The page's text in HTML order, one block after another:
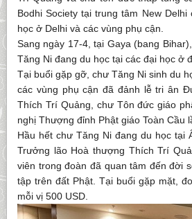
Bodhi Society tại trung tâm New
học ở Delhi và các vùng phụ cận.
Sang ngày 17-4, tại Gaya (bang
Tăng Ni đang du học tại các đại học ở
Tại buổi gặp gỡ, chư Tăng Ni sinh du
các vùng phụ cận đã đảnh lễ tri ân
Thích Trí Quảng, chư Tôn đức giáo
nghị Thượng đỉnh Phật giáo Toàn Cầu
Hầu hết chư Tăng Ni đang du học
Trưởng lão Hoà thượng Thích Trí
viên trong đoàn đã quan tâm đến đời
tập trên đất Phật. Tại buổi gặp mặt,
mỗi vị 500 USD.